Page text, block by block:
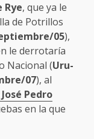
Rye, que ya le
de Potrillos
05),
le derrotaría
Nacional (Uru-
07), al
Pedro
en la que